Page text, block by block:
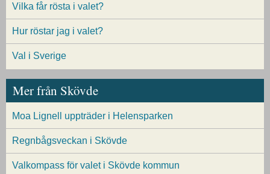
Vilka får rösta i valet?
Hur röstar jag i valet?
Val i Sverige
Mer från Skövde
Moa Lignell uppträder i Helensparken
Regnbågsveckan i Skövde
Valkompass för valet i Skövde kommun